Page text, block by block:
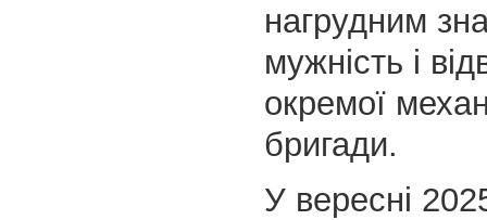
нагрудним
мужність і
окремої
бригади.
У вересні